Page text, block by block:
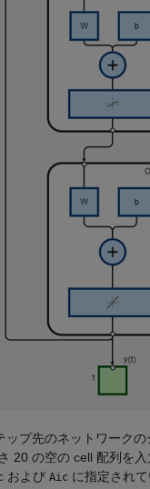
ップ先のネットワーク
20 の空の cell 配列を
および Aic に指定され